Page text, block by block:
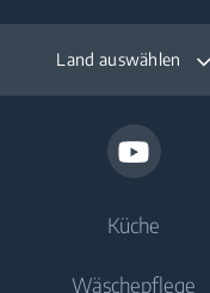
Land auswählen
Küche
Wäschepflege